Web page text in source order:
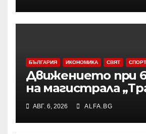
БЪЛГАРИЯ ИКОНОМИКА СВЯТ СПОРТ
Движението при
на магистрала
затворено заради
възникналия пожар
района
АВГ. 6, 2026 ALFA.BG